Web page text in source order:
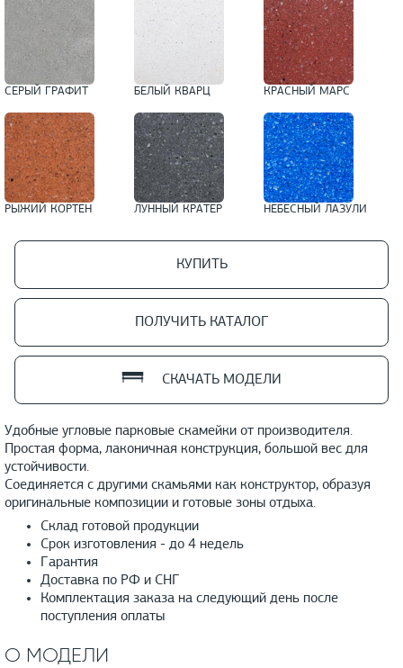
Удобные угловые парковые скамейки от производителя.
Простая форма, лаконичная конструкция, большой вес для
устойчивости.
Соединяется с другими скамьями как конструктор, образуя
оригинальные композиции и готовые зоны отдыха.
Склад готовой продукции
Срок изготовления - до 4 недель
Гарантия
Доставка по РФ и СНГ
Комплектация заказа на следующий день после
поступления оплаты
СЕРЫЙ ГРАФИТ БЕЛЫЙ КВАРЦ КРАСНЫЙ МАРС
РЫЖИЙ КОРТЕН ЛУННЫЙ КРАТЕР НЕБЕСНЫЙ ЛАЗУЛИ
КУПИТЬ
ПОЛУЧИТЬ КАТАЛОГ
СКАЧАТЬ МОДЕЛИ
О МОДЕЛИ